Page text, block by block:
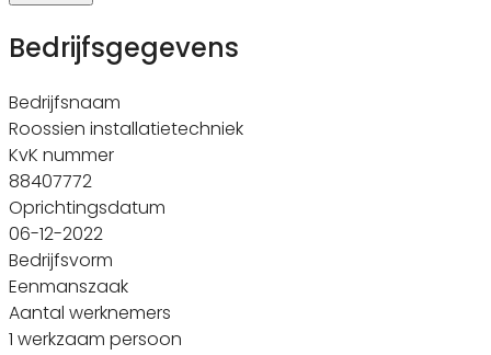
Bedrijfsgegevens
Bedrijfsnaam
Roossien installatietechniek
KvK nummer
88407772
Oprichtingsdatum
06-12-2022
Bedrijfsvorm
Eenmanszaak
Aantal werknemers
1 werkzaam persoon